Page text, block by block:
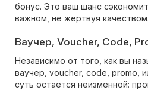
бонус. Это ваш шанс
важном, не жертвуя качеством.
Ваучер, Voucher, Code,
Независимо от того, как вы
ваучер, voucher, code, promo,
суть остается неизменной: